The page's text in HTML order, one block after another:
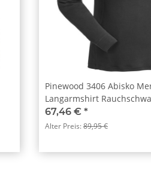
Pinewood 3406 Abisko
Langarmshirt
67,46 € *
Alter Preis:89,95 €